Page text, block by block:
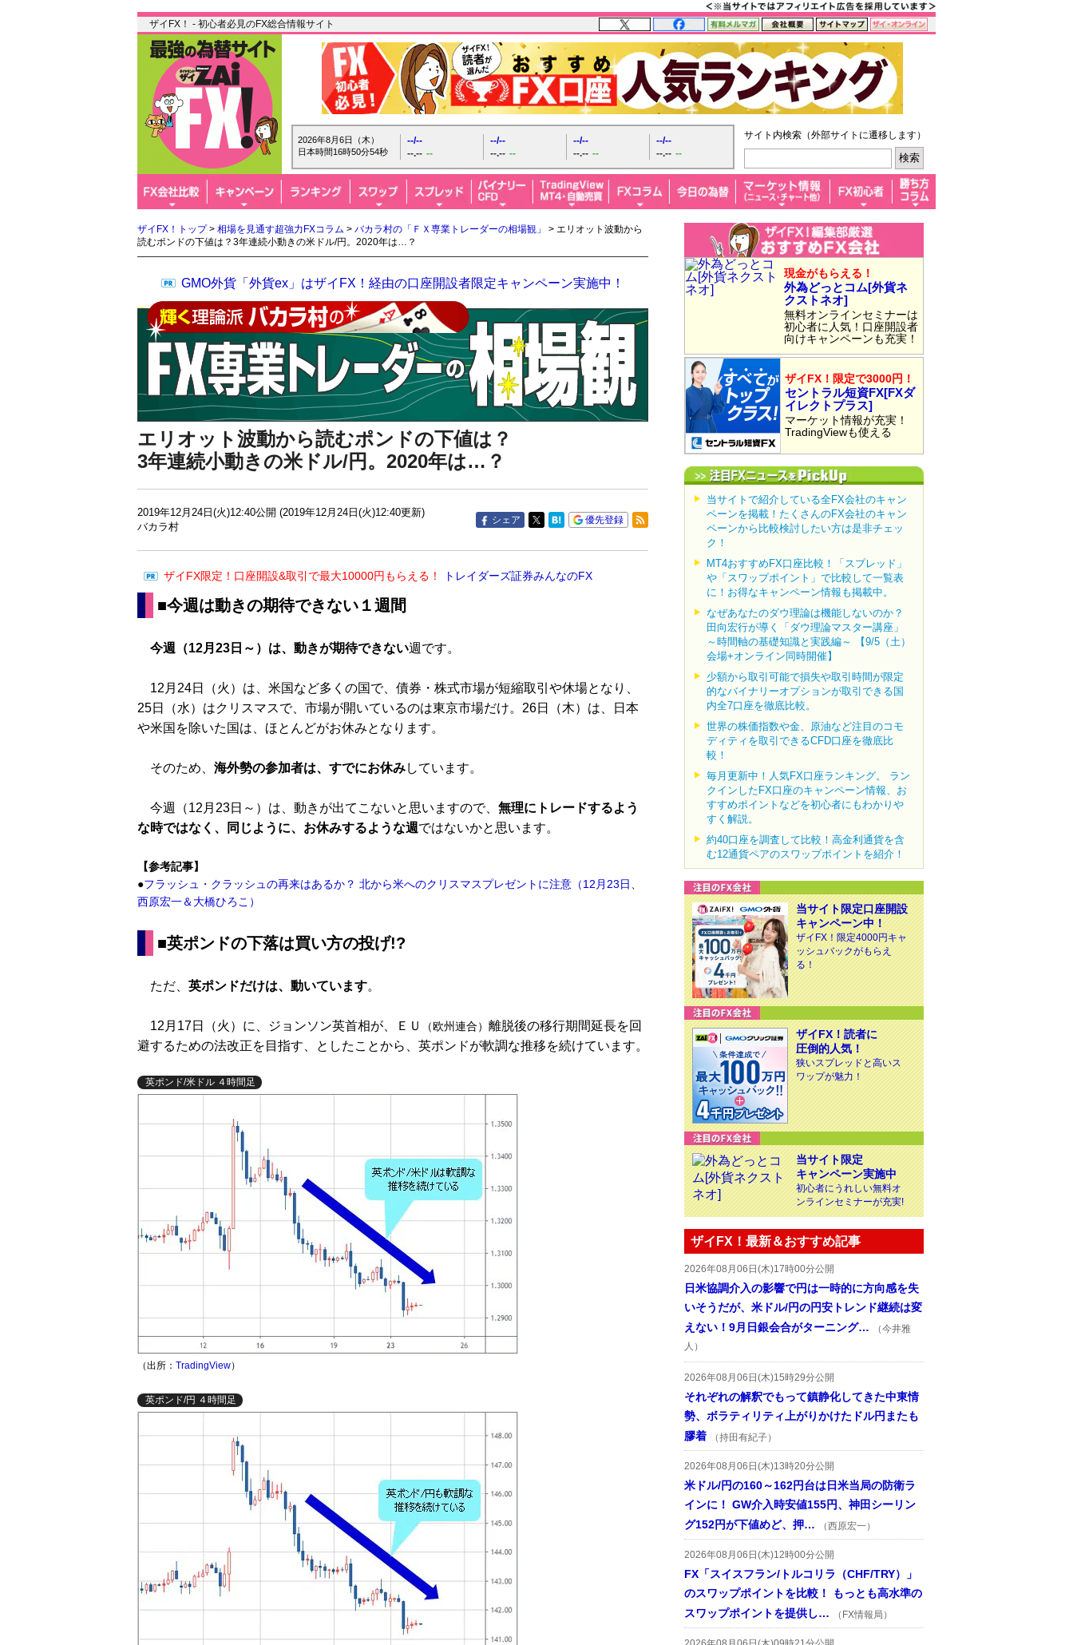
ザイFX！ - 初心者必見のFX総合情報サイト
2026年8月6日（木）
日本時間16時50分55秒
--/--
--.-- --
--/--
--.-- --
--/--
--.-- --
--/--
--.-- --
サイト内検索（外部サイトに遷移します）
ザイFX！トップ> 相場を見通す超強力FXコラム > バカラ村の「ＦＸ専業トレーダーの相場観」
> エリオット波動から
読むポンドの下値は？3年連続小動きの米ドル/円。2020年は…？
GMO外貨「外貨ex」はザイFX！経由の口座開設者限定キャンペーン実施中！
エリオット波動から読むポンドの下値は？
3年連続小動きの米ドル/円。2020年は…？
2019年12月24日(火)12:40公開 (2019年12月24日(火)12:40更新)
バカラ村
シェア 優先登録
ザイFX限定！口座開設&取引で最大10000円もらえる！ トレイダーズ証券みんなのFX
■今週は動きの期待できない１週間
今週（12月23日～）は、動きが期待できない週です。
12月24日（火）は、米国など多くの国で、債券・株式市場が短縮取引や休場となり、
25日（水）はクリスマスで、市場が開いているのは東京市場だけ。26日（木）は、日本
や米国を除いた国は、ほとんどがお休みとなります。
そのため、 海外勢の参加者は、すでにお休みしています。
今週（12月23日～）は、動きが出てこないと思いますので、 無理にトレードするよう
な時ではなく、同じように、お休みするような週ではないかと思います。
【参考記事】
●フラッシュ・クラッシュの再来はあるか？ 北から米へのクリスマスプレゼントに注意（12月23日、
西原宏一＆大橋ひろこ）
■英ポンドの下落は買い方の投げ!?
ただ、 英ポンドだけは、動いています。
12月17日（火）に、ジョンソン英首相が、ＥＵ （欧州連合） 離脱後の移行期間延長を回
避するための法改正を目指す、としたことから、英ポンドが軟調な推移を続けています。
英ポンド/米ドル ４時間足
（出所： TradingView）
英ポンド/円 ４時間足
現金がもらえる！
外為どっとコム[外貨ネ
クストネオ]
無料オンラインセミナーは
初心者に人気！口座開設者
向けキャンペーンも充実！
ザイFX！限定で3000円！
セントラル短資FX[FXダ
イレクトプラス]
マーケット情報が充実！
TradingViewも使える
当サイトで紹介している全FX会社のキャン
ペーンを掲載！たくさんのFX会社のキャン
ペーンから比較検討したい方は是非チェッ
ク！
MT4おすすめFX口座比較！「スプレッド」
や「スワップポイント」で比較して一覧表
に！お得なキャンペーン情報も掲載中。
なぜあなたのダウ理論は機能しないのか？
田向宏行が導く「ダウ理論マスター講座」
～時間軸の基礎知識と実践編～ 【9/5（土）
会場+オンライン同時開催】
少額から取引可能で損失や取引時間が限定
的なバイナリーオプションが取引できる国
内全7口座を徹底比較。
世界の株価指数や金、原油など注目のコモ
ディティを取引できるCFD口座を徹底比
較！
毎月更新中！人気FX口座ランキング。 ラン
クインしたFX口座のキャンペーン情報、お
すすめポイントなどを初心者にもわかりや
すく解説。
約40口座を調査して比較！高金利通貨を含
む12通貨ペアのスワップポイントを紹介！
当サイト限定口座開設
キャンペーン中！
ザイFX！限定4000円キャ
ッシュバックがもらえ
る！
ザイFX！読者に
圧倒的人気！
狭いスプレッドと高いス
ワップが魅力！
当サイト限定
キャンペーン実施中
初心者にうれしい無料オ
ンラインセミナーが充実!
ザイFX！最新＆おすすめ記事
2026年08月06日(木)17時00分公開
日米協調介入の影響で円は一時的に方向感を失
いそうだが、米ドル/円の円安トレンド継続は変
えない！9月日銀会合がターニング…
（今井雅
人）
2026年08月06日(木)15時29分公開
それぞれの解釈でもって鎮静化してきた中東情
勢、ボラティリティ上がりかけたドル円またも
膠着
（持田有紀子）
2026年08月06日(木)13時20分公開
米ドル/円の160～162円台は日米当局の防衛ラ
インに！ GW介入時安値155円、神田シーリン
グ152円が下値めど、押…
（西原宏一）
2026年08月06日(木)12時00分公開
FX「スイスフラン/トルコリラ（CHF/TRY）」
のスワップポイントを比較！ もっとも高水準の
スワップポイントを提供し…
（FX情報局）